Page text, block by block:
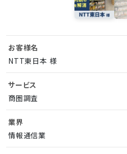
お客様名
NTT東日本 様
サービス
商圏調査
業界
情報通信業